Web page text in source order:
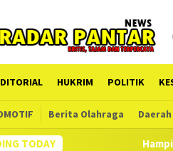
HUKRIM POLITIK
Berita Olahraga Daerah
TODAY
Hampir Setahun Jaksa Tangani